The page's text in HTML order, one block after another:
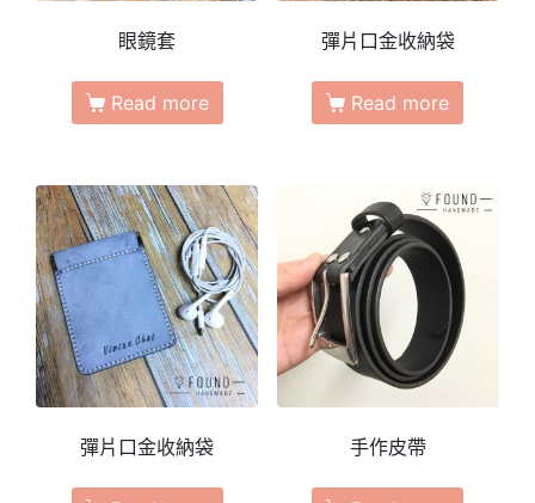
眼鏡套
Read more
彈片口金收納袋
Read more
彈片口金收納袋 手作皮帶